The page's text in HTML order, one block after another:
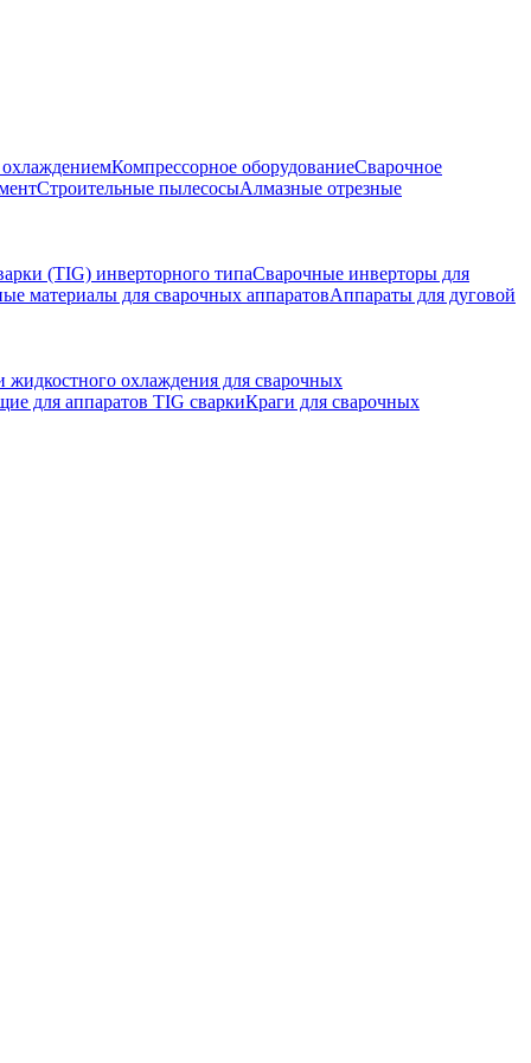
Компрессорное оборудованиеСварочное
Строительные пылесосыАлмазные отрезные
(TIG) инверторного типаСварочные инверторы для
материалы для сварочных аппаратовАппараты для дуговой
жидкостного охлаждения для сварочных
для аппаратов TIG сваркиКраги для сварочных